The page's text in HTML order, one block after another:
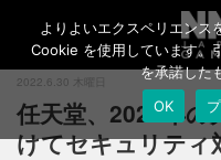
2022.6.30 木曜日
任天堂、2020年の
けてセキュリティ
よりよいエクスペリエンス
Cookie を使用しています。
を承諾した
OK